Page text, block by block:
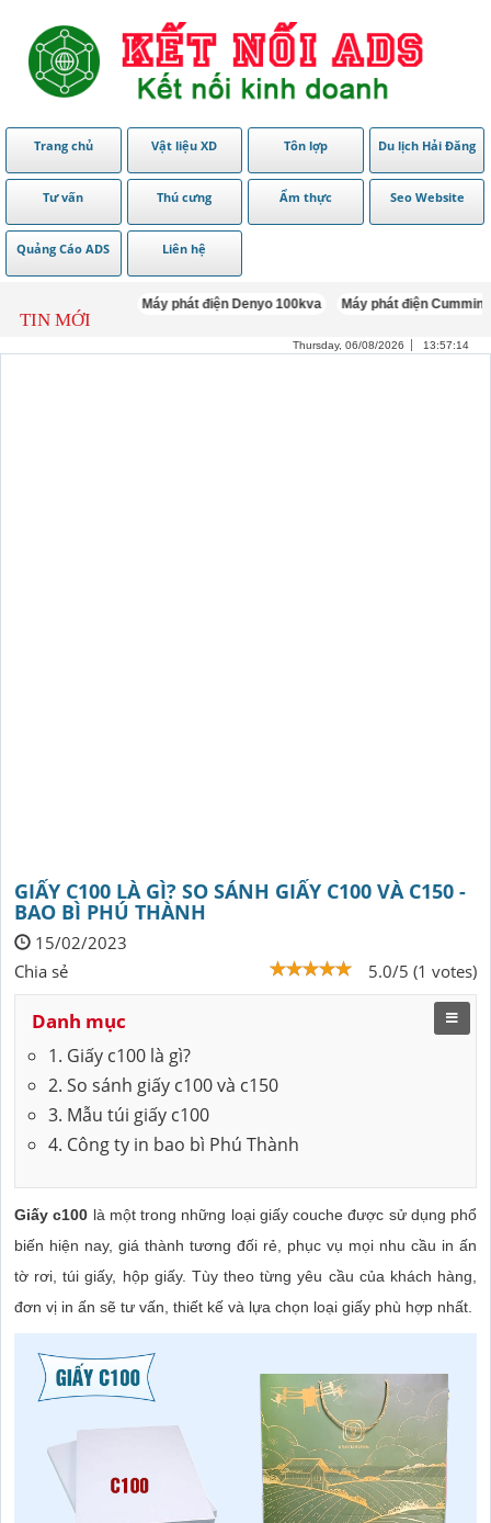
Trang chủ Vật liệu XD Tôn lợp Du lịch Hải Đăng
Tư vấn Thú cưng Ẩm thực Seo Website
Quảng Cáo ADS Liên hệ
TIN MỚI
Máy phát điện Denyo 100kva Máy phát điện Cummins
Thursday, 06/08/2026 13:57:15
GIẤY C100 LÀ GÌ? SO SÁNH GIẤY C100 VÀ C150 -
BAO BÌ PHÚ THÀNH
15/02/2023
5.0/5 (1 votes)
Chia sẻ
Danh mục
1. Giấy c100 là gì?
2. So sánh giấy c100 và c150
3. Mẫu túi giấy c100
4. Công ty in bao bì Phú Thành
Giấy c100 là một trong những loại giấy couche được sử dụng phổ
biến hiện nay, giá thành tương đối rẻ, phục vụ mọi nhu cầu in ấn
tờ rơi, túi giấy, hộp giấy. Tùy theo từng yêu cầu của khách hàng,
đơn vị in ấn sẽ tư vấn, thiết kế và lựa chọn loại giấy phù hợp nhất.